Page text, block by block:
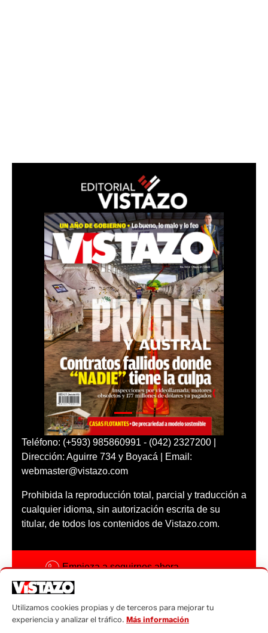
Teléfono: (+593) 985860991 - (042) 2327200 |
Dirección: Aguirre 734 y Boyacá | Email:
webmaster@vistazo.com
Prohibida la reproducción total, parcial y traducción a
cualquier idioma, sin autorización escrita de su
titular, de todos los contenidos de Vistazo.com.
Empieza a seguirnos ahora
Código ética
Utilizamos cookies propias y de terceros para mejorar tu
experiencia y analizar el tráfico. Más información